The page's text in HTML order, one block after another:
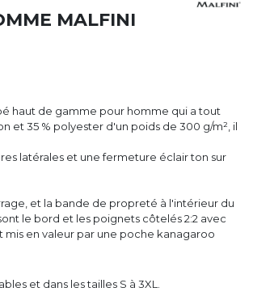
MALFINI
haut de gamme pour homme qui a tout
et 35 % polyester d'un poids de 300 g/m², il
latérales et une fermeture éclair ton sur
et la bande de propreté à l'intérieur du
le bord et les poignets côtelés 2:2 avec
en valeur par une poche kanagaroo
et dans les tailles S à 3XL.